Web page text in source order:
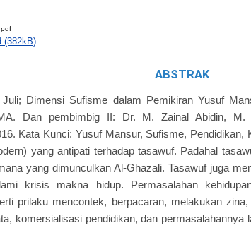
(382kB)
ABSTRAK
Dimensi Sufisme dalam Pemikiran Yusuf
Dan pembimbig II: Dr. M. Zainal Abidin, M.
Kata Kunci: Yusuf Mansur, Sufisme, Pendidikan,
yang antipati terhadap tasawuf. Padahal
yang dimunculkan Al-Ghazali. Tasawuf juga
krisis makna hidup. Permasalahan
prilaku mencontek, berpacaran, melakukan
komersialisasi pendidikan, dan